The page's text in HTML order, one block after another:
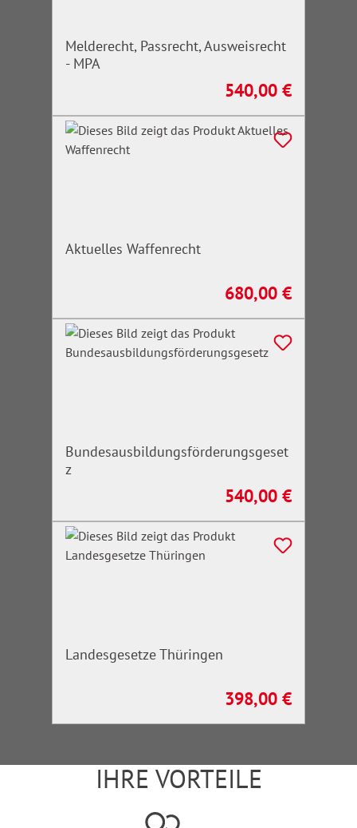
Melderecht, Passrecht, Ausweisrecht
- MPA
Regulärer Preis:
540,00 €
Aktuelles Waffenrecht
Regulärer Preis:
680,00 €
Bundesausbildungsförderungsgeset
z
Regulärer Preis:
540,00 €
Landesgesetze Thüringen
Regulärer Preis:
398,00 €
IHRE VORTEILE